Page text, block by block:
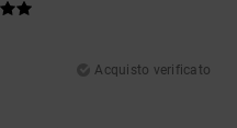
Acquisto verificato